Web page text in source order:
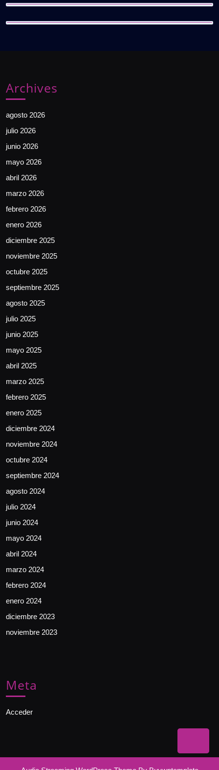
to
Archives
agosto 2026
julio 2026
junio 2026
mayo 2026
abril 2026
marzo 2026
febrero 2026
enero 2026
diciembre 2025
noviembre 2025
octubre 2025
septiembre 2025
agosto 2025
julio 2025
junio 2025
mayo 2025
abril 2025
marzo 2025
febrero 2025
enero 2025
diciembre 2024
noviembre 2024
octubre 2024
septiembre 2024
agosto 2024
julio 2024
junio 2024
mayo 2024
abril 2024
marzo 2024
febrero 2024
enero 2024
diciembre 2023
noviembre 2023
Meta
Acceder